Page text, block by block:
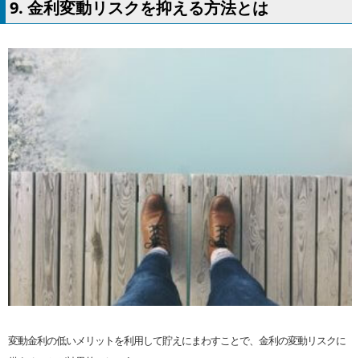
9. 金利変動リスクを抑える方法とは
変動金利の低いメリットを利用して貯えにまわすことで、金利の変動リスクに